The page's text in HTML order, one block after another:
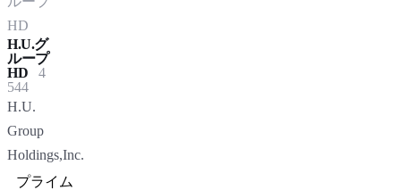
HD
H.U.グ
ループ
HD
4
544
H.U.
Group
Holdings,Inc.
プライム